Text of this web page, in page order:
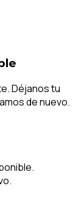
Déjanos tu
de nuevo.